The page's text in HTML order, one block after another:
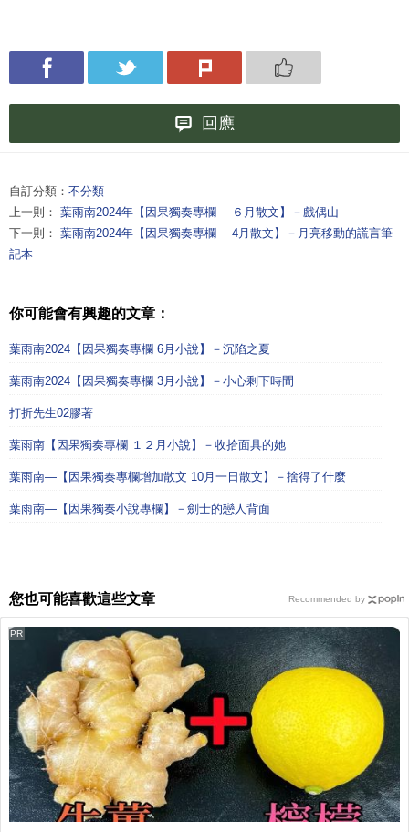
回應
自訂分類： 不分類
上一則： 葉雨南2024年【因果獨奏專欄 —６月散文】－戲偶山
下一則： 葉雨南2024年【因果獨奏專欄 4月散文】－月亮移動的謊言筆
記本
你可能會有興趣的文章：
葉雨南2024【因果獨奏專欄 6月小說】－沉陷之夏
葉雨南2024【因果獨奏專欄 3月小說】－小心剩下時間
打折先生02膠著
葉雨南【因果獨奏專欄 １２月小說】－收拾面具的她
葉雨南—【因果獨奏專欄增加散文 10月一日散文】－捨得了什麼
葉雨南—【因果獨奏小說專欄】－劍士的戀人背面
您也可能喜歡這些文章
PR
Recommended by